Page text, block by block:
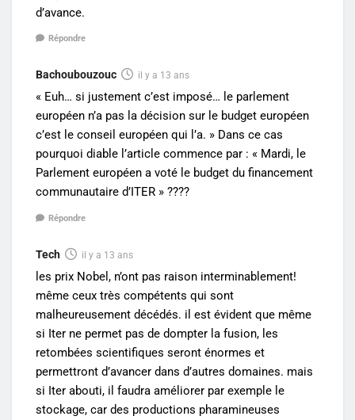
d’avance.
Répondre
Bachoubouzouc il y a 13 ans
« Euh… si justement c’est imposé… le parlement
européen n’a pas la décision sur le budget européen
c’est le conseil européen qui l’a. » Dans ce cas
pourquoi diable l’article commence par : « Mardi, le
Parlement européen a voté le budget du financement
communautaire d’ITER » ????
Répondre
Tech il y a 13 ans
les prix Nobel, n’ont pas raison interminablement!
même ceux très compétents qui sont
malheureusement décédés. il est évident que même
si Iter ne permet pas de dompter la fusion, les
retombées scientifiques seront énormes et
permettront d’avancer dans d’autres domaines. mais
si Iter abouti, il faudra améliorer par exemple le
stockage, car des productions pharamineuses